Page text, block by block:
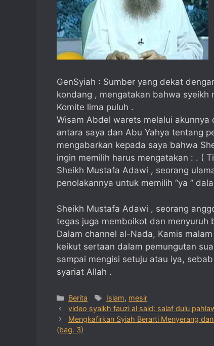
GenSyiah : Sumber yang dekat
kondang , mengatakan bahwa
Komite lima puluh .
Wisam Abdel warets melalui akunnya
antara saya dan Abu Yahya tentang
mengabarkan kepada saya bahwa
ingin memilih harus mengatakan : . (
Sheikh Mustafa Adawi , seorang
penolakannya untuk memilih “ya ”
Sheikh Mustafa Adawi , seorang
tegas juga memboikot dan menyuruh
Dalam channel al-Nada, Kamis
keikut sertaan dalam pemungutan
sampai mengisi setuju atau iya,
syariat Allah .
Categories
Berita Tags
Islam, mesir
video syaikh fauzi al said: salaf dulu
Mengkafirkan Syiah Berarti Menyerang
(bag. 3)